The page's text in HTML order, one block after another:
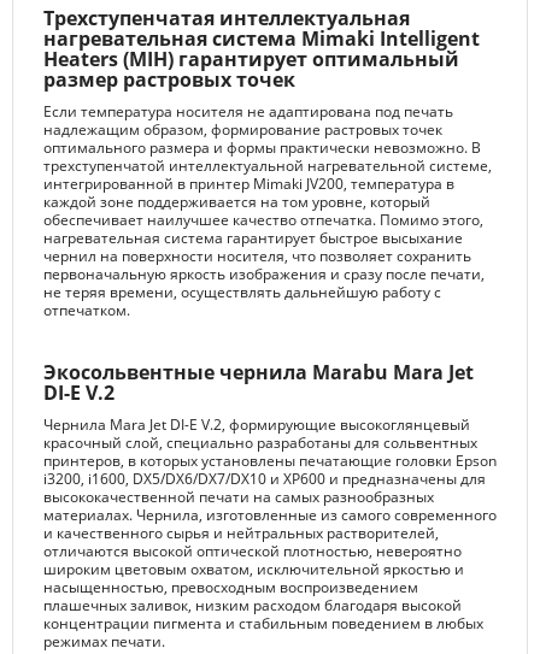
Трехступенчатая интеллектуальная
нагревательная система Mimaki Intelligent
Heaters (MIH) гарантирует оптимальный
размер растровых точек
Если температура носителя не адаптирована под печать
надлежащим образом, формирование растровых точек
оптимального размера и формы практически невозможно. В
трехступенчатой интеллектуальной нагревательной системе,
интегрированной в принтер Mimaki JV200, температура в
каждой зоне поддерживается на том уровне, который
обеспечивает наилучшее качество отпечатка. Помимо этого,
нагревательная система гарантирует быстрое высыхание
чернил на поверхности носителя, что позволяет сохранить
первоначальную яркость изображения и сразу после печати,
не теряя времени, осуществлять дальнейшую работу с
отпечатком.
Экосольвентные чернила Marabu Mara Jet
DI-E V.2
Чернила Mara Jet DI-E V.2, формирующие высокоглянцевый
красочный слой, специально разработаны для сольвентных
принтеров, в которых установлены печатающие головки Epson
i3200, i1600, DX5/DX6/DX7/DX10 и XP600 и предназначены для
высококачественной печати на самых разнообразных
материалах. Чернила, изготовленные из самого современного
и качественного сырья и нейтральных растворителей,
отличаются высокой оптической плотностью, невероятно
широким цветовым охватом, исключительной яркостью и
насыщенностью, превосходным воспроизведением
плашечных заливок, низким расходом благодаря высокой
концентрации пигмента и стабильным поведением в любых
режимах печати.